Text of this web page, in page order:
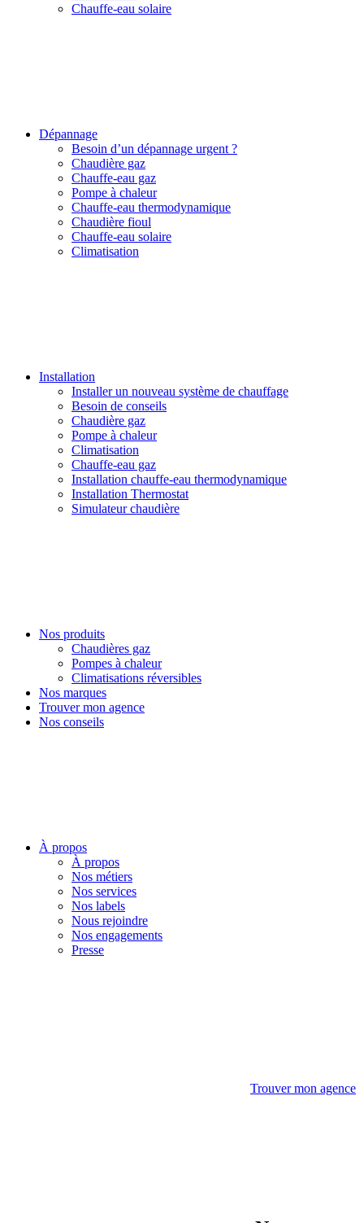
Chauffe-eau solaire
Dépannage
Besoin d’un dépannage urgent ?
Chaudière gaz
Chauffe-eau gaz
Pompe à chaleur
Chauffe-eau thermodynamique
Chaudière fioul
Chauffe-eau solaire
Climatisation
Installation
Installer un nouveau système de chauffage
Besoin de conseils
Chaudière gaz
Pompe à chaleur
Climatisation
Chauffe-eau gaz
Installation chauffe-eau thermodynamique
Installation Thermostat
Simulateur chaudière
Nos produits
Chaudières gaz
Pompes à chaleur
Climatisations réversibles
Nos marques
Trouver mon agence
Nos conseils
À propos
À propos
Nos métiers
Nos services
Nos labels
Nous rejoindre
Nos engagements
Presse
Trouver mon agence